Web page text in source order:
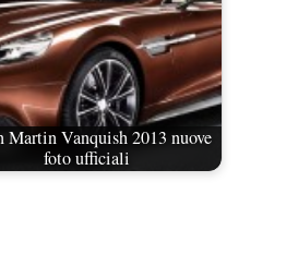
Martin Vanquish 2013 nuove
foto ufficiali